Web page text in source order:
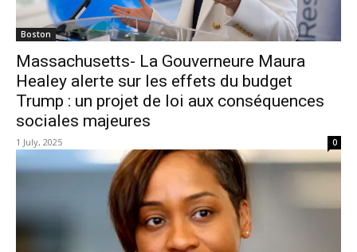
Boston
Massachusetts- La Gouverneure Maura
Healey alerte sur les effets du budget
Trump : un projet de loi aux conséquences
sociales majeures
1 July, 2025 0